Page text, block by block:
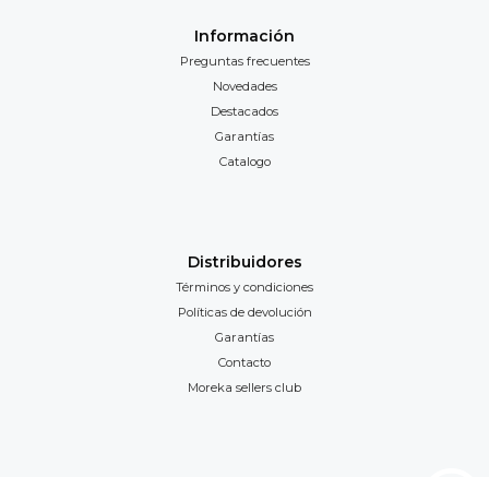
Información
Preguntas frecuentes
Novedades
Destacados
Garantías
Catalogo
Distribuidores
Términos y condiciones
Políticas de devolución
Garantías
Contacto
Moreka sellers club